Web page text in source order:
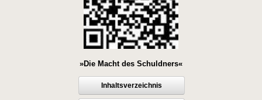
»Die Macht des Schuldners«
Inhaltsverzeichnis